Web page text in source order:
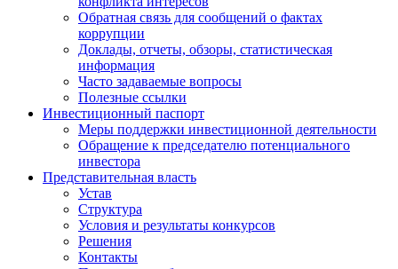
Обратная связь для сообщений о фактах
коррупции
Доклады, отчеты, обзоры, статистическая
информация
Часто задаваемые вопросы
Полезные ссылки
Инвестиционный паспорт
Меры поддержки инвестиционной деятельности
Обращение к председателю потенциального
инвестора
Представительная власть
Устав
Структура
Условия и результаты конкурсов
Решения
Контакты